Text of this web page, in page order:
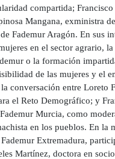
compartida;
Mangana, exministra
Fademur Aragón. En sus
en el sector agrario,
o la formación
de las mujeres y el
conversación entre Loreto
el Reto Demográfico; y
Murcia, como
en los pueblos. En la
Extremadura,
Martínez, doctora en